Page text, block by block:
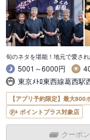
旬のネタを堪能！地元で愛さ
5001～6000円
東京ﾒﾄﾛ東西線葛西駅
【アプリ予約限定】最大800
ポイントプラス対象店
クーポン